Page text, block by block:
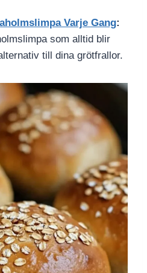
Varje Gang:
som alltid blir
till dina grötfrallor.